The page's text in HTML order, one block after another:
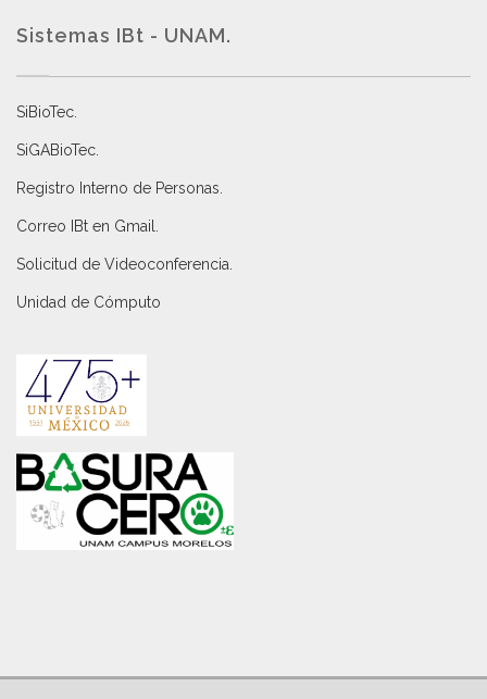
Sistemas IBt - UNAM.
SiBioTec
SiGABioTec.
Registro Interno de Personas
Correo IBt en Gmail
Solicitud de Videoconferencia.
Unidad de Cómputo